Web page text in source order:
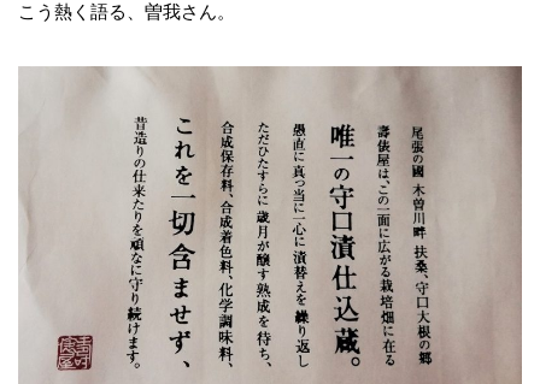
こう熱く語る、曽我さん。